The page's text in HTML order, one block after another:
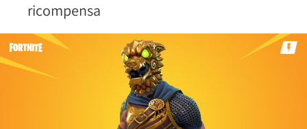
ricompensa